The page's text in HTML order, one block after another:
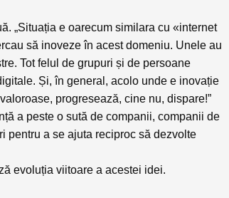
„Situația e oarecum similara cu «internet
să inoveze în acest domeniu. Unele au
Tot felul de grupuri și de persoane
Și, în general, acolo unde e inovație
progresează, cine nu, dispare!”
a peste o sută de companii, companii de
pentru a se ajuta reciproc să dezvolte
evoluția viitoare a acestei idei.